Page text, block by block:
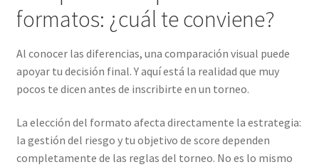
formatos: ¿cuál te conviene?
Al conocer las diferencias, una comparación visual puede
apoyar tu decisión final. Y aquí está la realidad que muy
pocos te dicen antes de inscribirte en un torneo.
La elección del formato afecta directamente la estrategia:
la gestión del riesgo y tu objetivo de score dependen
completamente de las reglas del torneo. No es lo mismo